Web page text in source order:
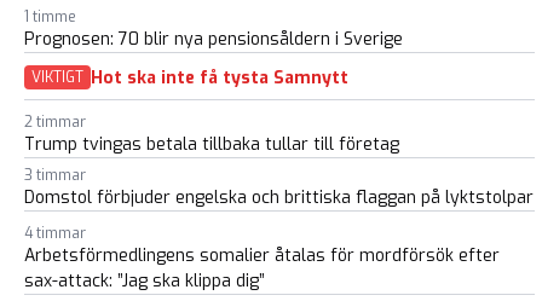
1 timme
Prognosen: 70 blir nya pensionsåldern i Sverige
VIKTIGT Hot ska inte få tysta Samnytt
2 timmar
Trump tvingas betala tillbaka tullar till företag
3 timmar
Domstol förbjuder engelska och brittiska flaggan på lyktstolpar
4 timmar
Arbetsförmedlingens somalier åtalas för mordförsök efter
sax-attack: ”Jag ska klippa dig”